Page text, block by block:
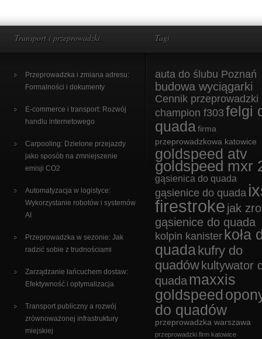
Transport i przeprowadzki
Przeprowadzka i zmiana adresu:
Formalności i dokumenty
E-commerce i transport: Rozwój
handlu internetowego
Carpooling: Dzielone przejazdy
jako sposób na zmniejszenie
emisji CO2
Automatyzacja w logistyce:
Wykorzystanie robotów i systemów
AI
Przeprowadzka w sezonie: Jak
radzić sobie z trudnościami
Zarządzanie łańcuchem dostaw:
Efektywność i optymalizacja
Transport publiczny a rozwój
zrównoważonej infrastruktury
miejskiej
Tagi
auta do ślubu Poznań
budowa wyciągarki
Cennik przeprowadzki
champion f303 felgi
quada firma
przeprowadzkowa katowice
goldspeed atv
goldspeed mxr
gąsienica do quada
gąsienice do quada
firestroke jak
gąsienice do quada
kolpin kanister koła
quada kufry do
quadów kultywator
quada maxxis
goldspeed
do quadów
przeprowadzka warszawa
przeprowadzki firm katowice